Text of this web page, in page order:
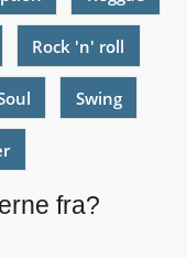
Rock 'n' roll
Swing
fra?